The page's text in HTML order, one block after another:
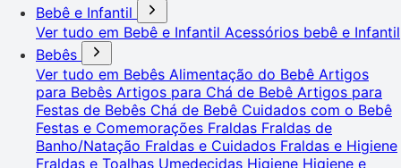
Bebê e Infantil
Ver tudo em Bebê e Infantil Acessórios bebê e Infantil
Bebês
Ver tudo em Bebês Alimentação do Bebê Artigos
para Bebês Artigos para Chá de Bebê Artigos para
Festas de Bebês Chá de Bebê Cuidados com o Bebê
Festas e Comemorações Fraldas Fraldas de
Banho/Natação Fraldas e Cuidados Fraldas e Higiene
Fraldas e Toalhas Umedecidas Higiene Higiene e